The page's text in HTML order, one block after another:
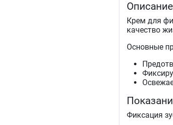
Описание
Крем для
качество
Основные
Фиксация